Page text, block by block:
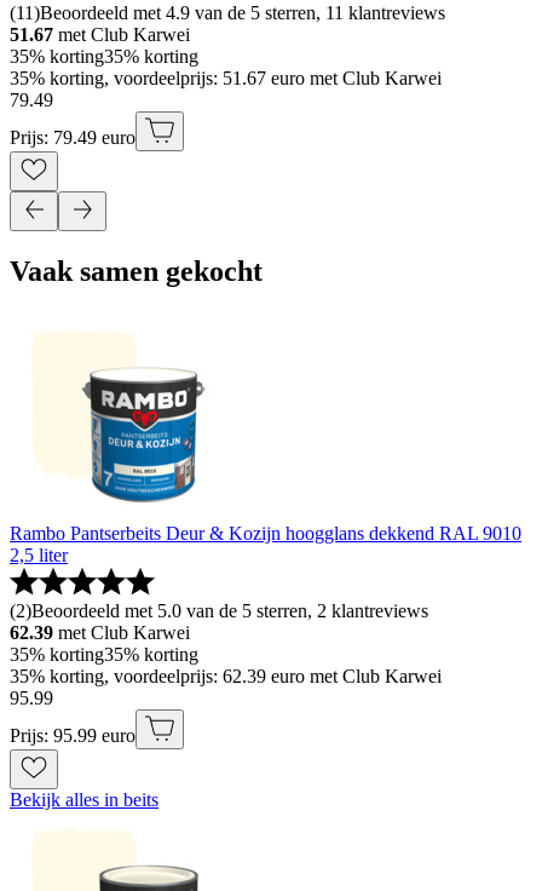
(11)Beoordeeld met 4.9 van de 5 sterren, 11 klantreviews
51.67 met Club Karwei
35% korting35% korting
35% korting, voordeelprijs: 51.67 euro met Club Karwei
79.49
Prijs: 79.49 euro
Vaak samen gekocht
Rambo Pantserbeits Deur & Kozijn hoogglans dekkend RAL 9010
2,5 liter
(2)Beoordeeld met 5.0 van de 5 sterren, 2 klantreviews
62.39 met Club Karwei
35% korting35% korting
35% korting, voordeelprijs: 62.39 euro met Club Karwei
95.99
Prijs: 95.99 euro
Bekijk alles in beits